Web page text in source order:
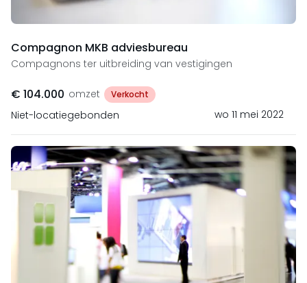
Compagnon MKB adviesbureau
Compagnons ter uitbreiding van vestigingen
€ 104.000 omzet Verkocht
Niet-locatiegebonden wo 11 mei 2022